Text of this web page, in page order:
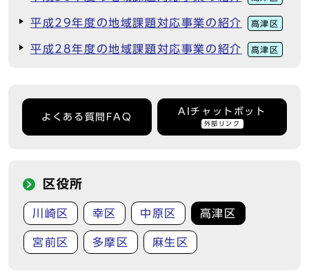
平成29年度の地域課題対応事業の紹介 高津区
平成28年度の地域課題対応事業の紹介 高津区
よくある質問FAQ
AIチャットボット
外部リンク
区役所
川崎区 幸区 中原区 高津区
宮前区 多摩区 麻生区